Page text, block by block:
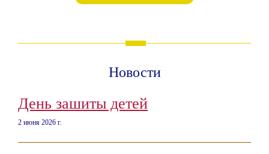
Новости
День зашиты детей
2 июня 2026 г.